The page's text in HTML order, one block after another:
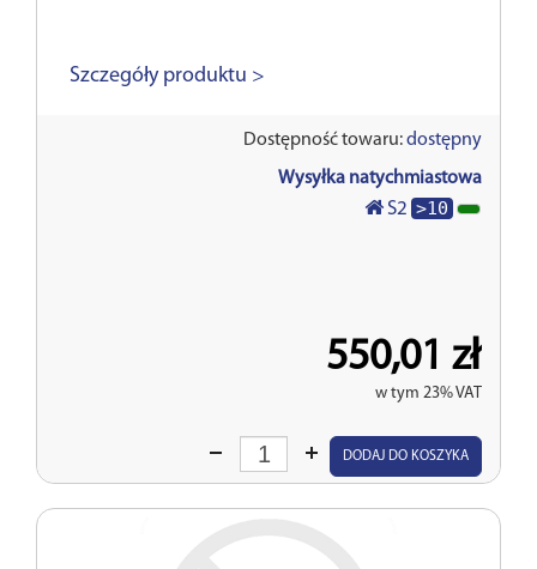
Szczegóły produktu >
Dostępność towaru:dostępny
Wysyłka natychmiastowa
S2 >10
550,01 zł
w tym 23% VAT
Wprowadź
DODAJ DO KOSZYKA